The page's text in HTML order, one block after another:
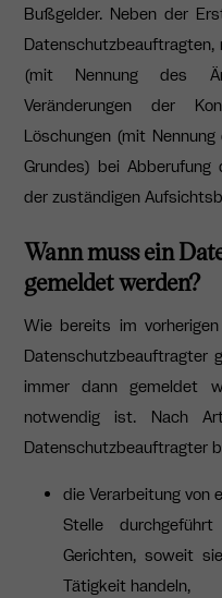
Bußgelder. Neben der
Datenschutzbeauftragten,
(mit Nennung des
Veränderungen der
Löschungen (mit
Grundes) bei
der zuständigen
Wann muss ein
gemeldet werden?
Wie bereits im
Datenschutzbeauftragter
immer dann gemeldet
notwendig ist. Nach
Datenschutzbeauftragter
die Verarbeitung von
Stelle
Gerichten, soweit
Tätigkeit handeln,